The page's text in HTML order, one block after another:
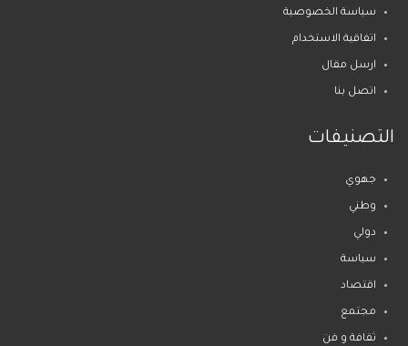
سياسة الخصوصية
اتفاقية الاستخدام
ارسل مقال
اتصل بنا
التصنيفات
جهوي
وطني
دولي
سياسة
اقتصاد
مجتمع
ثقافة و فن